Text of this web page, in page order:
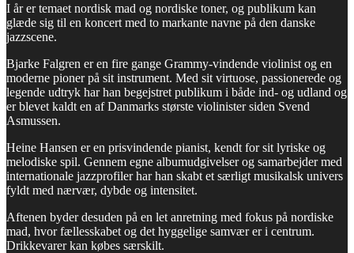
I år er temaet nordisk mad og nordiske toner, og publikum kan
glæde sig til en koncert med to markante navne på den danske
jazzscene.
Bjarke Falgren er en fire gange Grammy-vindende violinist og en
moderne pioner på sit instrument. Med sit virtuose, passionerede og
legende udtryk har han begejstret publikum i både ind- og udland og
er blevet kaldt en af Danmarks største violinister siden Svend
Asmussen.
Heine Hansen er en prisvindende pianist, kendt for sit lyriske og
melodiske spil. Gennem egne albumudgivelser og samarbejder med
internationale jazzprofiler har han skabt et særligt musikalsk univers
fyldt med nærvær, dybde og intensitet.
Aftenen byder desuden på en let anretning med fokus på nordiske
mad, hvor fællesskabet og det hyggelige samvær er i centrum.
Drikkevarer kan købes særskilt.